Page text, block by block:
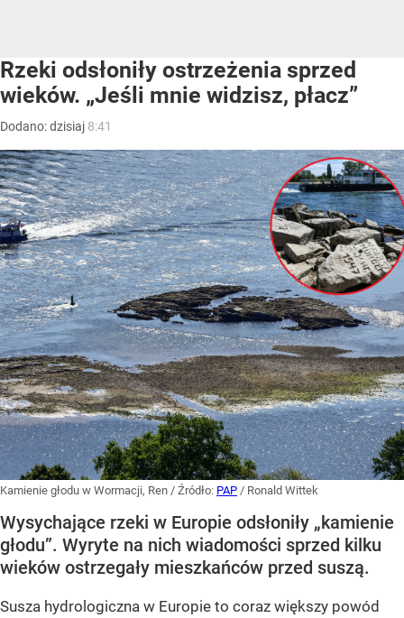
Rzeki odsłoniły ostrzeżenia sprzed
wieków. „Jeśli mnie widzisz, płacz”
Dodano:dzisiaj 8:41
Kamienie głodu w Wormacji, Ren / Źródło: PAP / Ronald Wittek
Wysychające rzeki w Europie odsłoniły „kamienie
głodu”. Wyryte na nich wiadomości sprzed kilku
wieków ostrzegały mieszkańców przed suszą.
Susza hydrologiczna w Europie to coraz większy powód